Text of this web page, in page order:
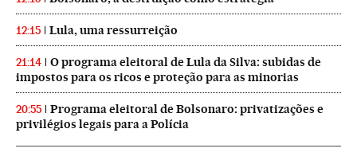
12:15 Lula, uma ressurreição
21:14
O programa eleitoral de Lula da Silva: subidas de
impostos para os ricos e proteção para as minorias
20:55
Programa eleitoral de Bolsonaro: privatizações e
privilégios legais para a Polícia